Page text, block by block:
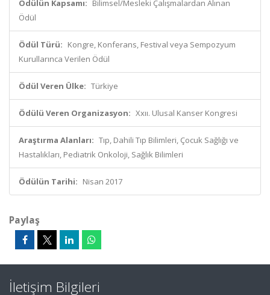
Ödülün Kapsamı: Bilimsel/Mesleki Çalışmalardan Alınan
Ödül
Ödül Türü: Kongre, Konferans, Festival veya Sempozyum
Kurullarınca Verilen Ödül
Ödül Veren Ülke: Türkiye
Ödülü Veren Organizasyon: Xxıı. Ulusal Kanser Kongresi
Araştırma Alanları: Tıp, Dahili Tıp Bilimleri, Çocuk Sağlığı ve
Hastalıkları, Pediatrik Onkoloji, Sağlık Bilimleri
Ödülün Tarihi: Nisan 2017
Paylaş
İletişim Bilgileri